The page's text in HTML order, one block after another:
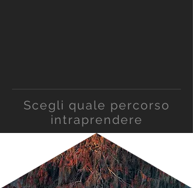
Scegli quale percorso
intraprendere